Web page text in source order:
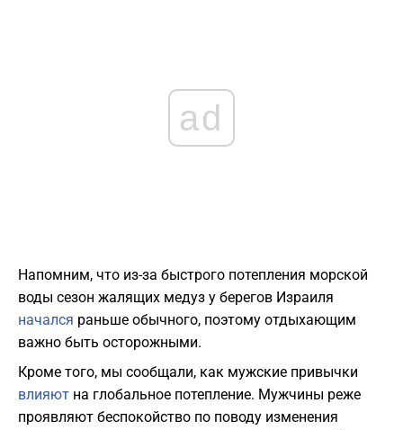
ad
Напомним, что из-за быстрого потепления морской
воды сезон жалящих медуз у берегов Израиля
начался раньше обычного, поэтому отдыхающим
важно быть осторожными.
Кроме того, мы сообщали, как мужские привычки
влияют на глобальное потепление. Мужчины реже
проявляют беспокойство по поводу изменения